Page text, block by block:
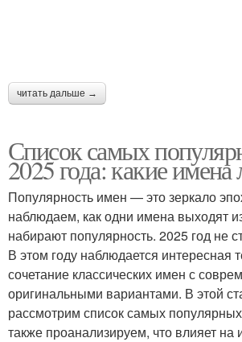
читать дальше →
Список самых
2025 года: какие
Популярность имен — это зеркало
наблюдаем, как одни имена выходят
набирают популярность. 2025 год не
В этом году наблюдается интересная
сочетание классических имен с
оригинальными вариантами. В этой
рассмотрим список самых
также проанализируем, что влияет на